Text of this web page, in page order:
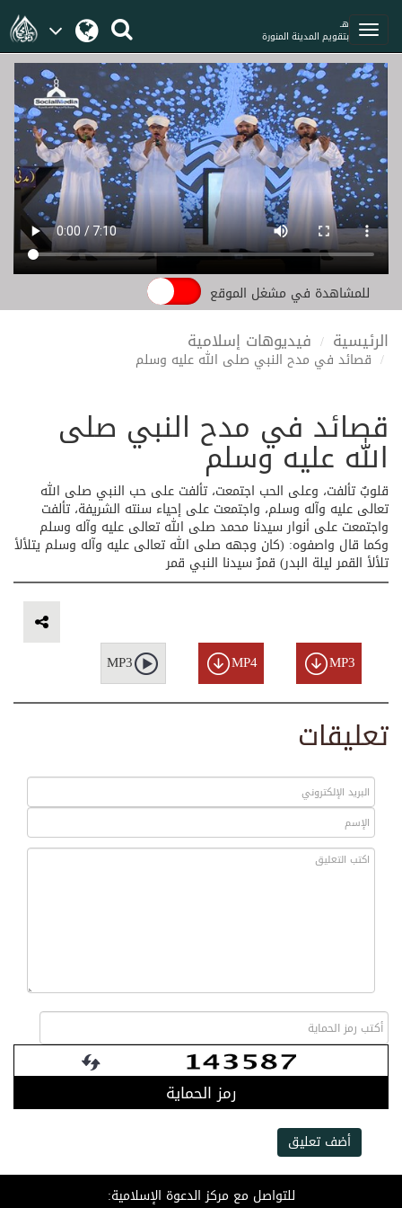
هـ
بتقويم المدينة المنورة
للمشاهدة في مشغل الموقع
الرئيسية فيديوهات إسلامية
قصائد في مدح النبي صلى الله عليه وسلم
قصائد في مدح النبي صلى
الله عليه وسلم
قلوبٌ تألفت، وعلى الحب اجتمعت، تألفت على حب النبي صلى الله
تعالى عليه وآله وسلم، واجتمعت على إحياء سنته الشريفة، تألفت
واجتمعت على أنوار سيدنا محمد صلى الله تعالى عليه وآله وسلم
وكما قال واصفوه: (كان وجهه صلى الله تعالى عليه وآله وسلم يتلألأ
تلألأ القمر ليلة البدر) قمرٌ سيدنا النبي قمر
MP3
MP4
MP3
تعليقات
رمز الحماية
أضف تعليق
للتواصل مع مركز الدعوة الإسلامية: